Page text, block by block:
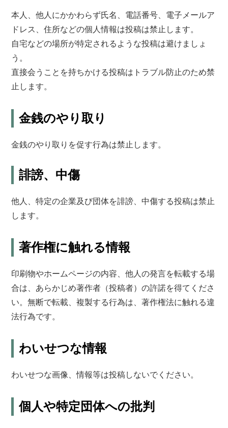
本人、他人にかかわらず氏名、電話番号、電子メールア
ドレス、住所などの個人情報は投稿は禁止します。
自宅などの場所が特定されるような投稿は避けましょ
う。
直接会うことを持ちかける投稿はトラブル防止のため禁
止します。
金銭のやり取り
金銭のやり取りを促す行為は禁止します。
誹謗、中傷
他人、特定の企業及び団体を誹謗、中傷する投稿は禁止
します。
著作権に触れる情報
印刷物やホームページの内容、他人の発言を転載する場
合は、あらかじめ著作者（投稿者）の許諾を得てくださ
い。無断で転載、複製する行為は、著作権法に触れる違
法行為です。
わいせつな情報
わいせつな画像、情報等は投稿しないでください。
個人や特定団体への批判